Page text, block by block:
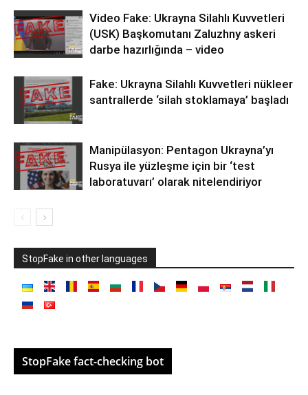
Video Fake: Ukrayna Silahlı Kuvvetleri
(USK) Başkomutanı Zaluzhny askeri
darbe hazırlığında – video
Fake: Ukrayna Silahlı Kuvvetleri nükleer
santrallerde ‘silah stoklamaya’ başladı
Manipülasyon: Pentagon Ukrayna’yı
Rusya ile yüzleşme için bir ‘test
laboratuvarı’ olarak nitelendiriyor
StopFake in other languages
StopFake fact-checking bot